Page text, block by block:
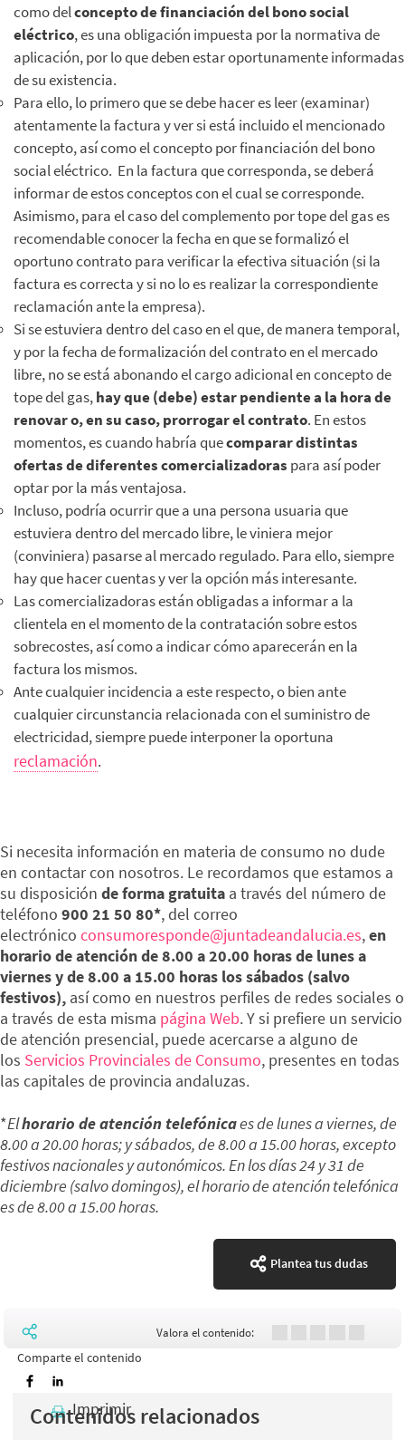
como delconcepto de financiación del bono social
eléctrico, es una obligación impuesta por la normativa de
aplicación, por lo que deben estar oportunamente informadas
de su existencia.
Para ello, lo primero que se debe hacer es leer (examinar)
atentamente la factura y ver si está incluido el mencionado
concepto, así como el concepto por financiación del bono
social eléctrico. En la factura que corresponda, se deberá
informar de estos conceptos con el cual se corresponde.
Asimismo, para el caso del complemento por tope del gas es
recomendable conocer la fecha en que se formalizó el
oportuno contrato para verificar la efectiva situación (si la
factura es correcta y si no lo es realizar la correspondiente
reclamación ante la empresa).
Si se estuviera dentro del caso en el que, de manera temporal,
y por la fecha de formalización del contrato en el mercado
libre, no se está abonando el cargo adicional en concepto de
tope del gas,hay que (debe) estar pendiente a la hora de
renovar o, en su caso, prorrogar el contrato. En estos
momentos, es cuando habría quecomparar distintas
ofertas de diferentes comercializadoras para así poder
optar por la más ventajosa.
Incluso, podría ocurrir que a una persona usuaria que
estuviera dentro del mercado libre, le viniera mejor
(conviniera) pasarse al mercado regulado. Para ello, siempre
hay que hacer cuentas y ver la opción más interesante.
Las comercializadoras están obligadas a informar a la
clientela en el momento de la contratación sobre estos
sobrecostes, así como a indicar cómo aparecerán en la
factura los mismos.
Ante cualquier incidencia a este respecto, o bien ante
cualquier circunstancia relacionada con el suministro de
electricidad, siempre puede interponer la oportuna
reclamación.
Si necesita información en materia de consumo no dude
en contactar con nosotros. Le recordamos que estamos a
su disposición de forma gratuita a través del número de
teléfono 900 21 50 80*, del correo
electrónico consumoresponde@juntadeandalucia.es,en
horario de atención de 8.00 a 20.00 horas de lunes a
viernes y de 8.00 a 15.00 horas los sábados (salvo
festivos), así como en nuestros perfiles de redes sociales o
a través de esta misma página Web. Y si prefiere un servicio
de atención presencial, puede acercarse a alguno de
los Servicios Provinciales de Consumo, presentes en todas
las capitales de provincia andaluzas.
*Elhorario de atención telefónicaes de lunes a viernes, de
8.00 a 20.00 horas; y sábados, de 8.00 a 15.00 horas, excepto
festivos nacionales y autonómicos. En los días 24 y 31 de
diciembre (salvo domingos), el horario de atención telefónica
es de 8.00 a 15.00 horas.
Plantea tus dudas
Comparte el contenido
Valora el contenido:
Imprimir
Contenidos relacionados